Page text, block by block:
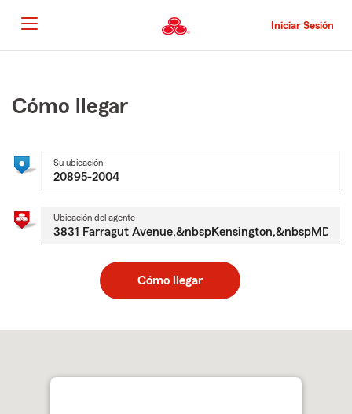
al
contenido
principal
Iniciar Sesión
principal
Cómo llegar
Su ubicación
Ubicación del agente
Cómo llegar
to